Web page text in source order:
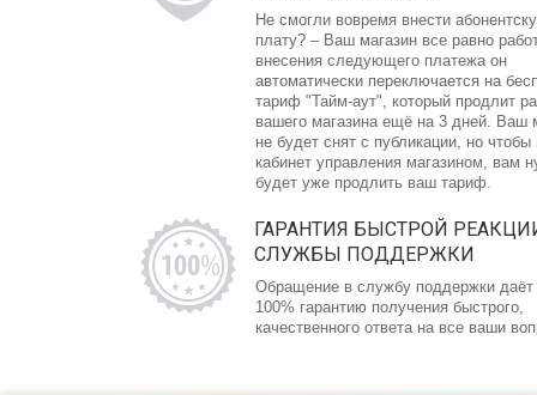
Не смогли вовремя внести
плату? – Ваш магазин все равно
внесения следующего платежа он
автоматически переключается на
тариф "Тайм-аут", который продлит
вашего магазина ещё на 3 дней. Ваш
не будет снят с публикации, но чтобы
кабинет управления магазином, вам
будет уже продлить ваш тариф.
ГАРАНТИЯ БЫСТРОЙ
СЛУЖБЫ ПОДДЕРЖКИ
Обращение в службу поддержки
100% гарантию получения быстрого,
качественного ответа на все ваши